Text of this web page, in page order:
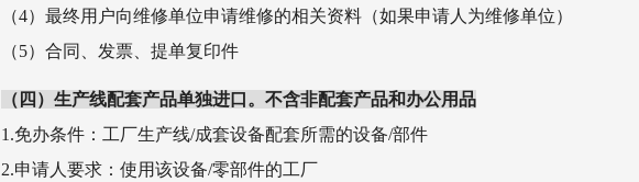
（4）最终用户向维修单位申请维修的相关资料（如果申请人为维修单位）
（5）合同、发票、提单复印件
（四）生产线配套产品单独进口。不含非配套产品和办公用品
1.免办条件：工厂生产线/成套设备配套所需的设备/部件
2.申请人要求：使用该设备/零部件的工厂